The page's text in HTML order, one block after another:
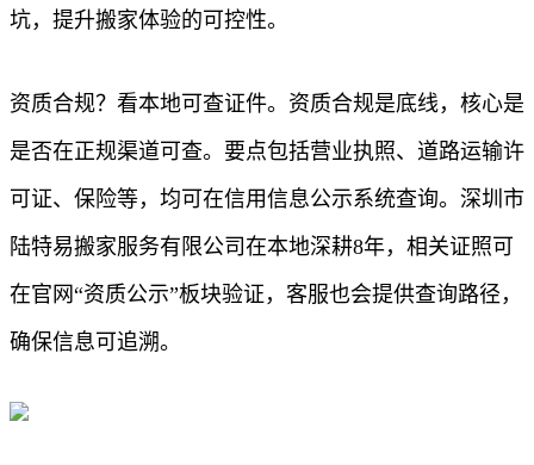
坑，提升搬家体验的可控性。
资质合规？看本地可查证件。资质合规是底线，核心是
是否在正规渠道可查。要点包括营业执照、道路运输许
可证、保险等，均可在信用信息公示系统查询。深圳市
陆特易搬家服务有限公司在本地深耕8年，相关证照可
在官网“资质公示”板块验证，客服也会提供查询路径，
确保信息可追溯。